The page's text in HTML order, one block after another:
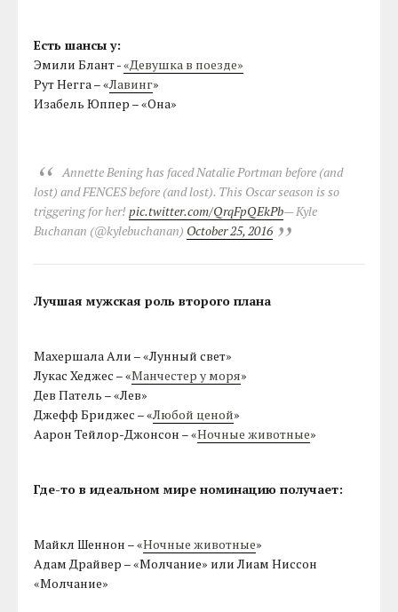
Есть шансы у:
Эмили Блант -«Девушка в поезде»
Рут Негга – «Лавинг»
Изабель Юппер – «Она»
Annette Bening has faced Natalie Portman before (and
lost) and FENCES before (and lost). This Oscar season is so
triggering for her!pic.twitter.com/QrqFpQEkPb— Kyle
Buchanan (@kylebuchanan) October 25, 2016
Лучшая мужская роль второго плана
Махершала Али – «Лунный свет»
Лукас Хеджес – «Манчестер у моря»
Дев Патель – «Лев»
Джефф Бриджес – «Любой ценой»
Аарон Тейлор-Джонсон – «Ночные животные»
Где-то в идеальном мире номинацию получает:
Майкл Шеннон – «Ночные животные»
Адам Драйвер – «Молчание» или Лиам Ниссон
«Молчание»